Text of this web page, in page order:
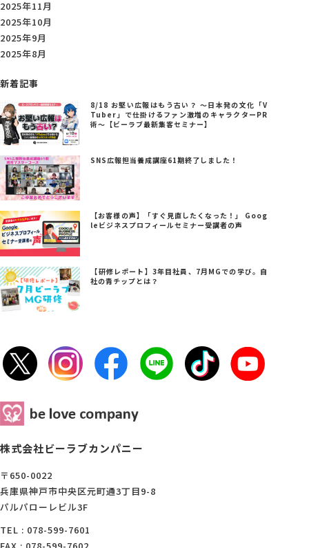
2025年11月
2025年10月
2025年9月
2025年8月
新着記事
8/18 お堅い広報はもう古い？ ～日本発の文化「V
Tuber」で仕掛けるファン激増のキャラクターPR
術～【ビーラブ最新集客セミナー】
SNS広報担当養成講座61期終了しました！
【お客様の声】「すぐ見直したくなった！」 Goog
leビジネスプロフィールセミナー受講者の声
【研修レポート】3年目社員、7月MGでの学び。自
社の青チップとは？
株式会社ビーラブカンパニー
〒650-0022
兵庫県神戸市中央区元町通3丁目9-8
パルパローレビル3F
TEL : 078-599-7601